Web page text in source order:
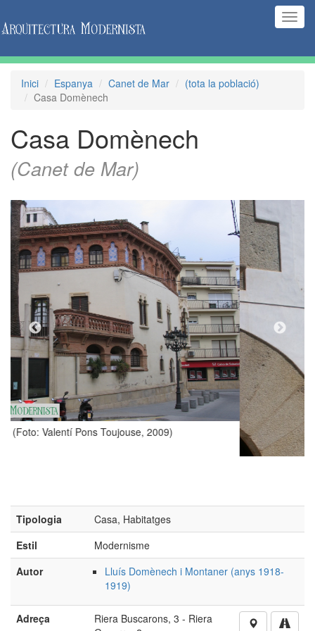
Inici Espanya Canet de Mar
(tota la població)
Casa Domènech
Casa Domènech
(Canet de Mar)
(Foto: Valentí Pons Toujouse, 2004)
Casa, Habitatges
Estil
Modernisme